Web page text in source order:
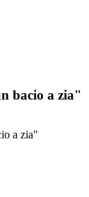
bacio a zia"
a zia"